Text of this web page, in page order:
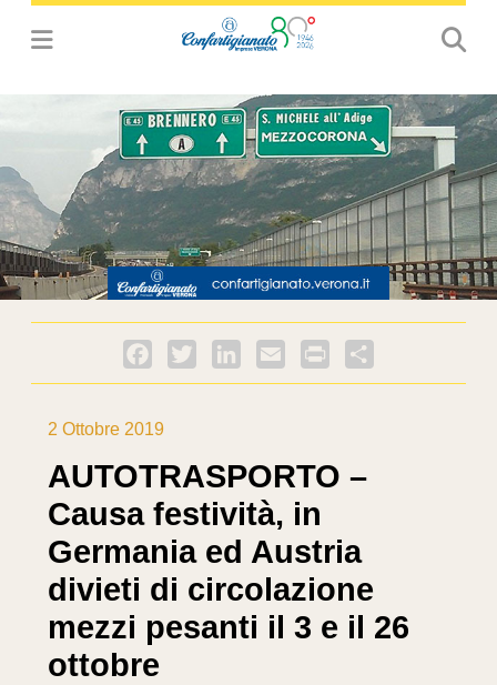
Facebook
Twitter LinkedInEmail PrintFriendly
2 Ottobre 2019
AUTOTRASPORTO –
Causa festività, in
Germania ed Austria
divieti di circolazione
mezzi pesanti il 3 e il 26
ottobre